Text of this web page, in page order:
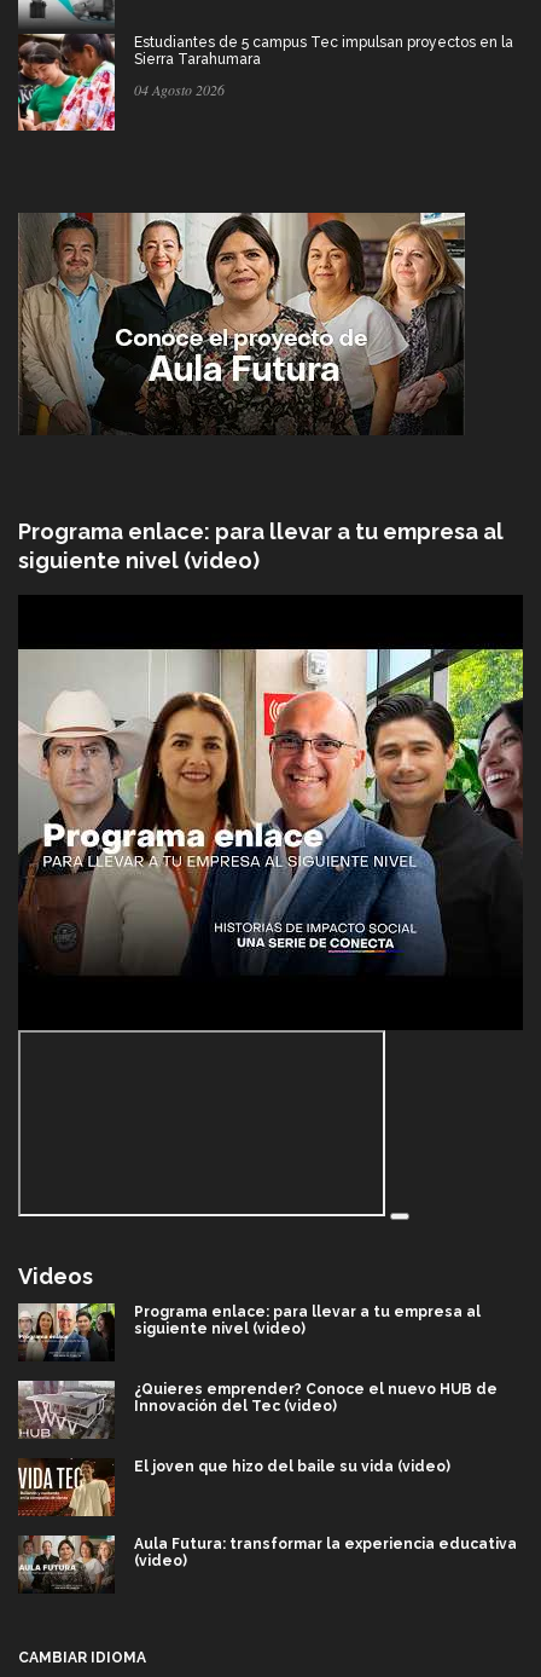
Estudiantes de 5 campus Tec impulsan proyectos en la
Sierra Tarahumara
04 Agosto 2026
Programa enlace: para llevar a tu empresa al
siguiente nivel (video)
Videos
Programa enlace: para llevar a tu empresa al
siguiente nivel (video)
¿Quieres emprender? Conoce el nuevo HUB de
Innovación del Tec (video)
El joven que hizo del baile su vida (video)
Aula Futura: transformar la experiencia educativa
(video)
CAMBIAR IDIOMA